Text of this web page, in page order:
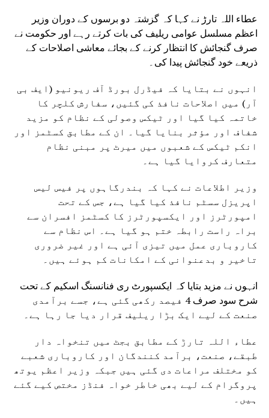
عطاء اللہ تارڑ نے کہا کہ گزشتہ دو برسوں کے دوران وزیر
اعظم مسلسل عوامی ریلیف کی بات کرتے رہے اور حکومت نے
صرف گنجائش کا انتظار کرنے کے بجائے معاشی اصلاحات کے
ذریعے خود گنجائش پیدا کی۔
انہوں نے بتایا کہ فیڈرل بورڈ آف ریونیو (ایف بی
آر) میں اصلاحات نافذ کی گئیں، سفارش کلچر کا
خاتمہ کیا گیا اور ٹیکس وصولی کے نظام کو مزید
شفاف اور مؤثر بنایا گیا۔ ان کے مطابق کسٹمز اور
انکم ٹیکس کے شعبوں میں میرٹ پر مبنی نظام
متعارف کروایا گیا ہے۔
وزیر اطلاعات نے کہا کہ بندرگاہوں پر فیس لیس
اپریزل سسٹم نافذ کیا گیا ہے، جس کے تحت
امپورٹرز اور ایکسپورٹرز کا کسٹمز افسران سے
براہ راست رابطہ ختم ہو گیا ہے۔ اس نظام سے
کاروباری عمل میں تیزی آئی ہے اور غیر ضروری
تاخیر و بدعنوانی کے امکانات کم ہوئے ہیں۔
انہوں نے مزید بتایا کہ ایکسپورٹ ری فنانسنگ اسکیم کے تحت
شرح سود صرف 4 فیصد رکھی گئی ہے، جسے برآمدی
صنعت کے لیے ایک بڑا ریلیف قرار دیا جا رہا ہے۔
عطاء اللہ تارڑ کے مطابق بجٹ میں تنخواہ دار
طبقے، صنعت، برآمد کنندگان اور کاروباری شعبے
کو مختلف مراعات دی گئی ہیں جبکہ وزیر اعظم یوتھ
پروگرام کے لیے بھی خاطر خواہ فنڈز مختص کیے گئے
ہیں۔